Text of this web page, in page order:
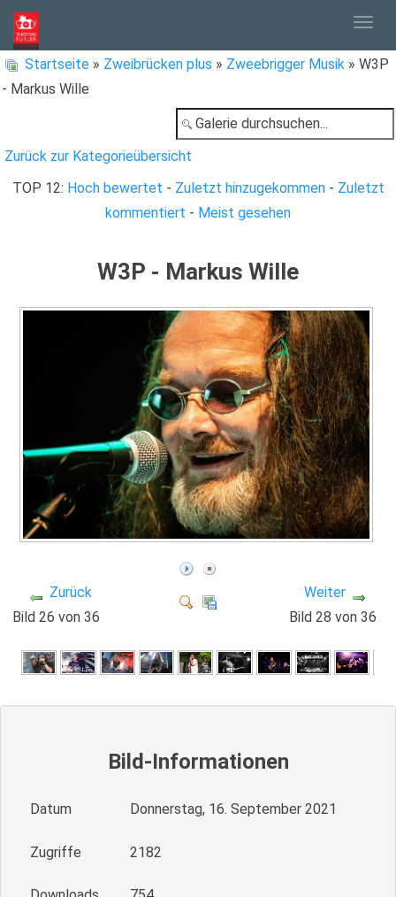
Startseite » Zweibrücken plus » Zweebrigger Musik » W3P
- Markus Wille
Zurück zur Kategorieübersicht
TOP 12: Hoch bewertet - Zuletzt hinzugekommen- Zuletzt
kommentiert - Meist gesehen
W3P - Markus Wille
Zurück
Bild 26 von 36
Weiter
Bild 28 von 36
Bild-Informationen
Datum Donnerstag, 16. September 2021
Zugriffe 2182